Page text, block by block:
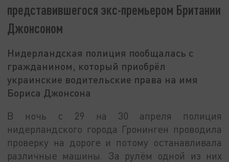
представившегося экс-премьером Британии
Джонсоном
Нидерландская полиция пообщалась с
гражданином, который приобрёл
украинские водительские права на имя
Бориса Джонсона
В ночь с 29 на 30 апреля полиция
нидерландского города Гронинген проводила
проверку на дороге и потому останавливала
различные машины. За рулём одной из них